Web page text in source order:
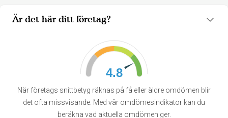
Är det här ditt företag?
4.8
När företags snittbetyg räknas på få eller äldre omdömen blir
det ofta missvisande. Med vår omdömesindikator kan du
beräkna vad aktuella omdömen ger.